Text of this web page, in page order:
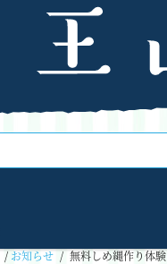
/お知らせ / 無料しめ縄作り体験